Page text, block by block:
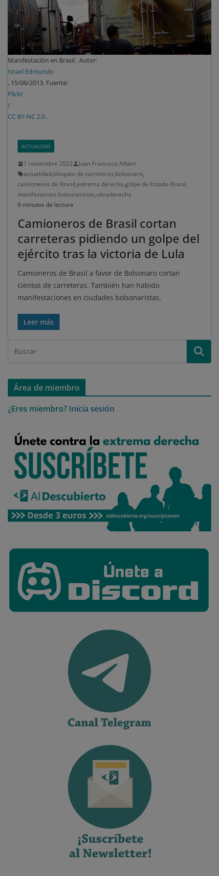
Manifestación en Brasil . Autor:
Israel Edmundo
, 15/06/2013. Fuente:
Flickr
/
CC BY-NC 2.0 .
ACTUALIDAD
1 noviembre 2022
Juan Francisco Albert
actualidad,bloqueo de carreteras,bolsonaro,
camioneros de Brasil,extrema derecha,golpe de Estado Brasil,
manifestantes bolsonaristas,ultraderecha
6 minutos de lectura
Camioneros de Brasil cortan
carreteras pidiendo un golpe del
ejército tras la victoria de Lula
Camioneros de Brasil a favor de Bolsonaro cortan
cientos de carreteras. También han habido
manifestaciones en ciudades bolsonaristas.
Leer más
Área de miembro
¿Eres miembro? Inicia sesión